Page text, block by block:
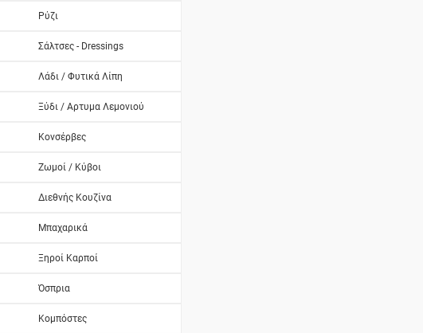
Ρύζι
Σάλτσες - Dressings
Λάδι / Φυτικά Λίπη
Ξύδι / Αρτυμα Λεμονιού
Κονσέρβες
Ζωμοί / Κύβοι
Διεθνής Κουζίνα
Μπαχαρικά
Ξηροί Καρποί
Όσπρια
Κομπόστες